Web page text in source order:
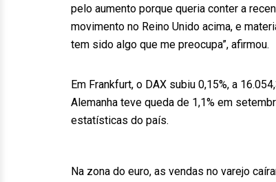
pelo aumento porque queria conter a
movimento no Reino Unido acima, e
tem sido algo que me preocupa”, afirmou.
Em Frankfurt, o DAX subiu 0,15%, a
Alemanha teve queda de 1,1% em
estatísticas do país.
Na zona do euro, as vendas no varejo